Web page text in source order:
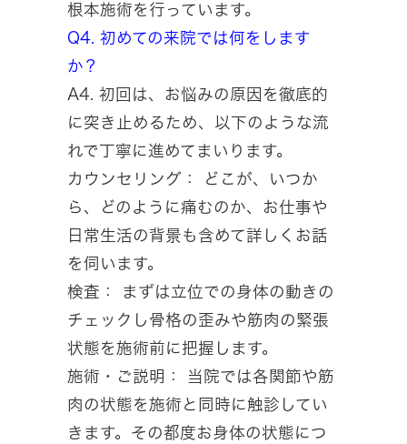
根本施術を行っています。
Q4. 初めての来院では何をします
か？
A4. 初回は、お悩みの原因を徹底的
に突き止めるため、以下のような流
れで丁寧に進めてまいります。
カウンセリング： どこが、いつか
ら、どのように痛むのか、お仕事や
日常生活の背景も含めて詳しくお話
を伺います。
検査： まずは立位での身体の動きの
チェックし骨格の歪みや筋肉の緊張
状態を施術前に把握します。
施術・ご説明： 当院では各関節や筋
肉の状態を施術と同時に触診してい
きます。その都度お身体の状態につ